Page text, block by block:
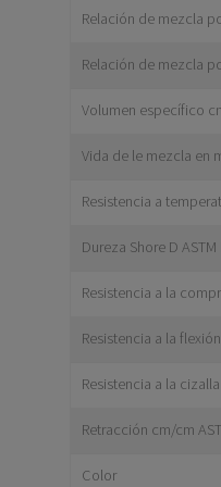
Relación de mezcla
Relación de mezcla
Volumen específico
Vida de le mezcla en
Resistencia a
Dureza Shore D
Resistencia a la
Resistencia a la
Resistencia a la
Retracción cm/cm
Color